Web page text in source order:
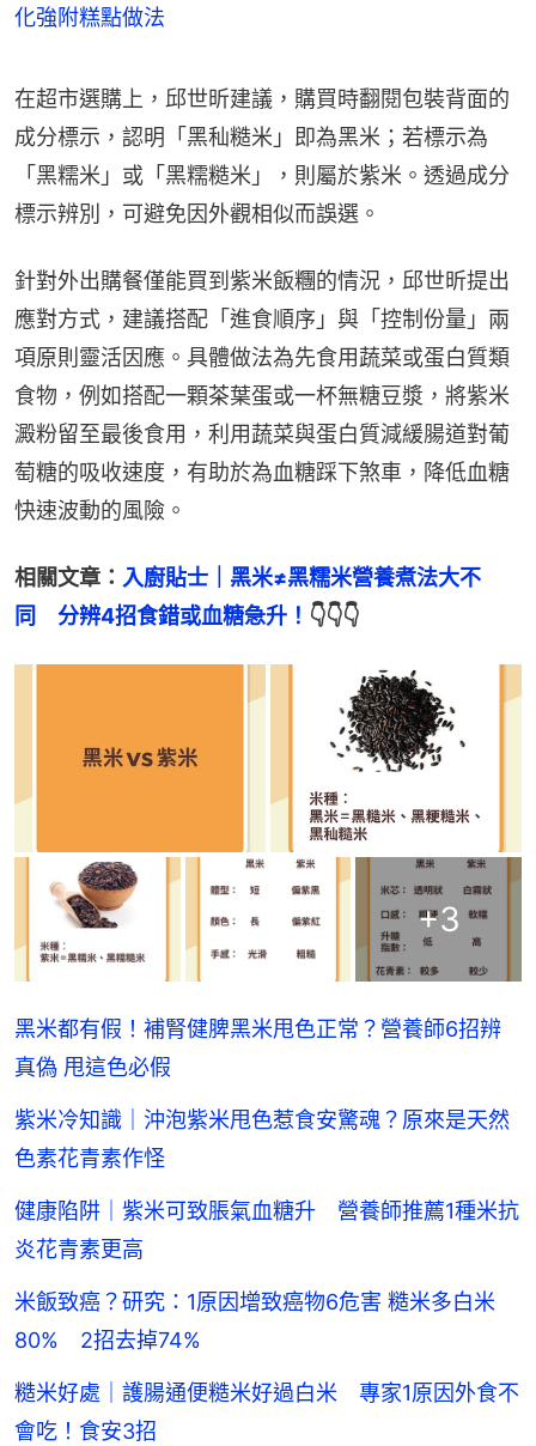
化強附糕點做法
在超市選購上，邱世昕建議，購買時翻閱包裝背面的
成分標示，認明「黑秈糙米」即為黑米；若標示為
「黑糯米」或「黑糯糙米」，則屬於紫米。透過成分
標示辨別，可避免因外觀相似而誤選。
針對外出購餐僅能買到紫米飯糰的情況，邱世昕提出
應對方式，建議搭配「進食順序」與「控制份量」兩
項原則靈活因應。具體做法為先食用蔬菜或蛋白質類
食物，例如搭配一顆茶葉蛋或一杯無糖豆漿，將紫米
澱粉留至最後食用，利用蔬菜與蛋白質減緩腸道對葡
萄糖的吸收速度，有助於為血糖踩下煞車，降低血糖
快速波動的風險。
相關文章： 入廚貼士｜黑米≠黑糯米營養煮法大不
同　分辨4招食錯或血糖急升！ 👇👇👇
+3
黑米都有假！補腎健脾黑米甩色正常？營養師6招辨
真偽 甩這色必假
紫米冷知識｜沖泡紫米甩色惹食安驚魂？原來是天然
色素花青素作怪
健康陷阱｜紫米可致脹氣血糖升 營養師推薦1種米抗
炎花青素更高
米飯致癌？研究：1原因增致癌物6危害 糙米多白米
80% 2招去掉74%
糙米好處｜護腸通便糙米好過白米 專家1原因外食不
會吃！食安3招